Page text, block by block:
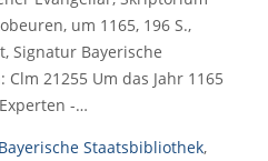
um 1165, 196 S.,
Signatur Bayerische
21255 Um das Jahr 1165
-…
Bayerische Staatsbibliothek,